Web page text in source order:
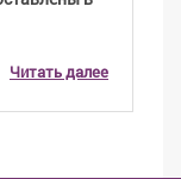
Читать далее